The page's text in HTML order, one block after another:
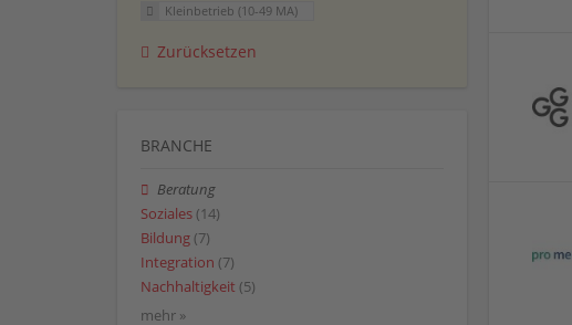
Kleinbetrieb (10-49 MA)
Zurücksetzen
BRANCHE
Beratung
Soziales (14)
Bildung (7)
Integration (7)
Nachhaltigkeit (5)
mehr »